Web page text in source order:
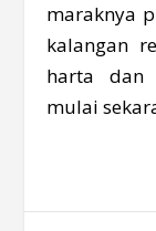
maraknya
kalangan
harta dan
mulai